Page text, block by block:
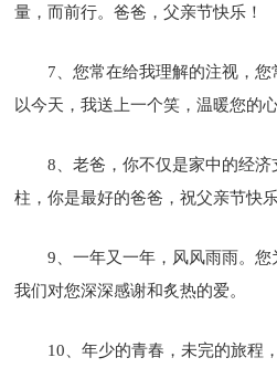
量，而前行。爸爸，父亲节快乐！
7、您常在给我理解的注视，
以今天，我送上一个笑，温暖您的
8、老爸，你不仅是家中的经
柱，你是最好的爸爸，祝父亲节快乐
9、一年又一年，风风雨雨。
我们对您深深感谢和炙热的爱。
10、年少的青春，未完的旅程